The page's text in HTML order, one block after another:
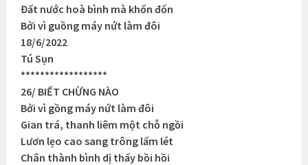
Đất nước hoà bình mà khốn đốn
Bởi vì guồng máy nứt làm đôi
18/6/2022
Tú Sụn
******************
26/ BIẾT CHỪNG NÀO
Bởi vì gồng máy nứt làm đôi
Gian trá, thanh liêm một chỗ ngồi
Lươn lẹo cao sang trông lấm lét
Chân thành bình dị thấy bồi hồi